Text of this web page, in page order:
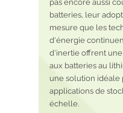
pas encore aussi
batteries, leur
mesure que les
d'énergie
d'inertie offrent
aux batteries au
une solution idéale
applications de
échelle.